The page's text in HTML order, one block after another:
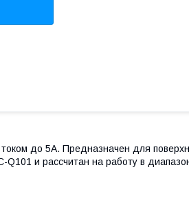
до 5А. Предназначен для
Q101 и рассчитан на работу в